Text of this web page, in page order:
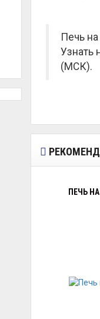
Печь
Узнать
(МСК).
ПЕЧЬ НА